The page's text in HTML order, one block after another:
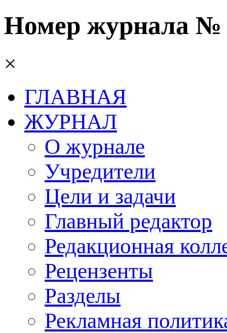
Номер журнала №
×
ГЛАВНАЯ
ЖУРНАЛ
О журнале
Учредители
Цели и задачи
Главный редактор
Редакционная
Рецензенты
Разделы
Рекламная